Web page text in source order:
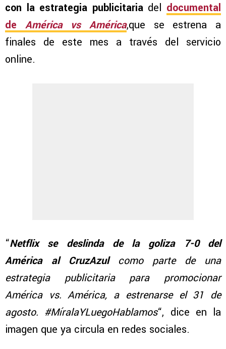
con la estrategia publicitaria del documental
de América vs América,que se estrena a
finales de este mes a través del servicio
online.
“Netflix se deslinda de la goliza 7-0 del
América al CruzAzul como parte de una
estrategia publicitaria para promocionar
América vs. América, a estrenarse el 31 de
agosto. #MíralaYLuegoHablamos“, dice en la
imagen que ya circula en redes sociales.